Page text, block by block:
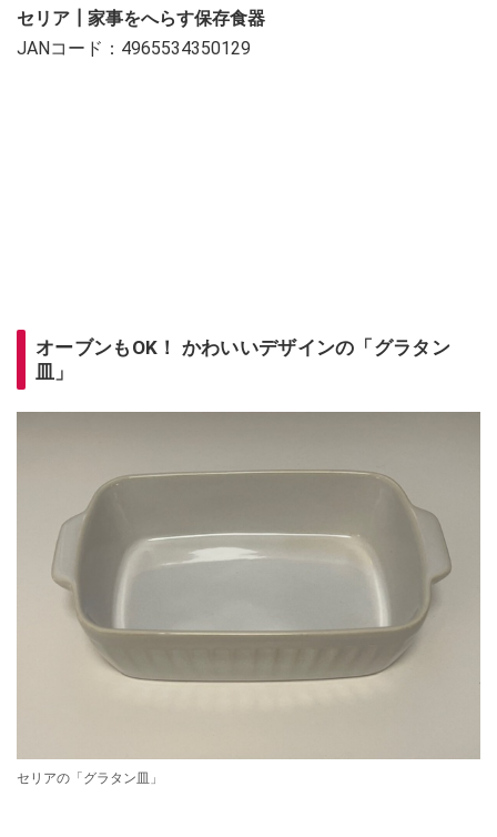
セリア┃家事をへらす保存食器
JANコード：4965534350129
オーブンもOK！ かわいいデザインの「グラタン
皿」
セリアの「グラタン皿」